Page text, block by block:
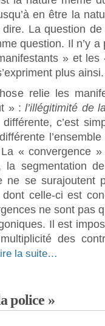
en être la
La question
question. Il n’y
» et
plus ainsi.
relie les
» :l’illégitimité de
c’est
« convergence
la segmentation
se surajoutent
celle-ci est
ne sont pas
Il est
des
la suite…
police »